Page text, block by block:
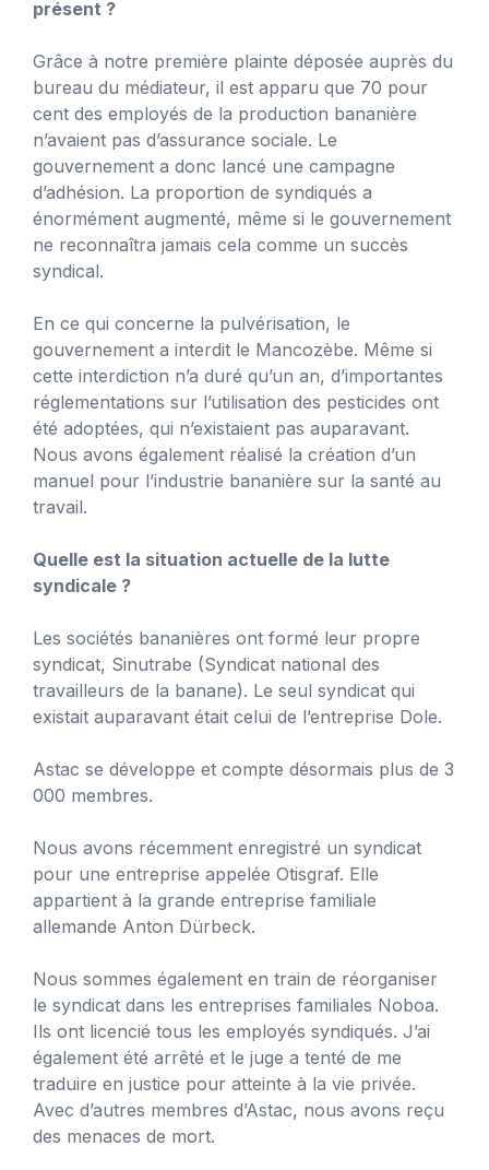
présent ?
Grâce à notre première plainte déposée auprès du
bureau du médiateur, il est apparu que 70 pour
cent des employés de la production bananière
n’avaient pas d’assurance sociale. Le
gouvernement a donc lancé une campagne
d’adhésion. La proportion de syndiqués a
énormément augmenté, même si le gouvernement
ne reconnaîtra jamais cela comme un succès
syndical.
En ce qui concerne la pulvérisation, le
gouvernement a interdit le Mancozèbe. Même si
cette interdiction n’a duré qu’un an, d’importantes
réglementations sur l’utilisation des pesticides ont
été adoptées, qui n’existaient pas auparavant.
Nous avons également réalisé la création d’un
manuel pour l’industrie bananière sur la santé au
travail.
Quelle est la situation actuelle de la lutte
syndicale ?
Les sociétés bananières ont formé leur propre
syndicat, Sinutrabe (Syndicat national des
travailleurs de la banane). Le seul syndicat qui
existait auparavant était celui de l’entreprise Dole.
Astac se développe et compte désormais plus de 3
000 membres.
Nous avons récemment enregistré un syndicat
pour une entreprise appelée Otisgraf. Elle
appartient à la grande entreprise familiale
allemande Anton Dürbeck.
Nous sommes également en train de réorganiser
le syndicat dans les entreprises familiales Noboa.
Ils ont licencié tous les employés syndiqués. J’ai
également été arrêté et le juge a tenté de me
traduire en justice pour atteinte à la vie privée.
Avec d’autres membres d’Astac, nous avons reçu
des menaces de mort.